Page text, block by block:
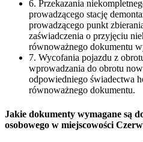
6. Przekazania
prowadzącego stację
prowadzącego punkt
zaświadczenia o przyjęciu
równoważnego dokumentu
7. Wycofania pojazdu z
wprowadzania do obrotu
odpowiedniego świadectwa
równoważnego dokumentu.
Jakie dokumenty wymagane są
osobowego w miejscowości